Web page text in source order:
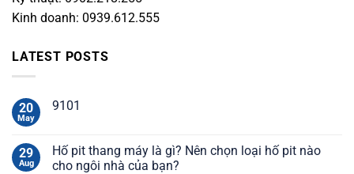
Kinh doanh: 0939.612.555
LATEST POSTS
20
May
9101
29
Aug
Hố pit thang máy là gì? Nên chọn loại hố pit nào
cho ngôi nhà của bạn?